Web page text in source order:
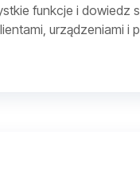
funkcje i dowiedz
urządzeniami i